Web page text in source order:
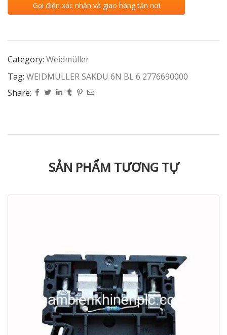
Gọi điện xác nhận và giao hàng tận nơi
Category: Weidmüller
Tag: WEIDMULLER SAKDU 6N BL 6 2776690000
Share:
SẢN PHẨM TƯƠNG TỰ